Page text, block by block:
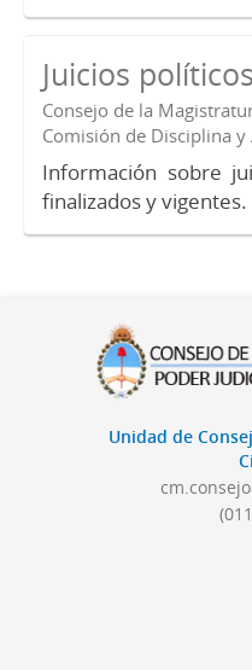
Juicios políticos
Consejo de la
Comisión de Disciplina y
Información sobre
finalizados y vigentes.
Unidad de